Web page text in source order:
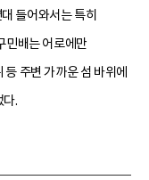
들어와서는 특히
민배는 어로에만
주변 가까운 섬 바위에
다.